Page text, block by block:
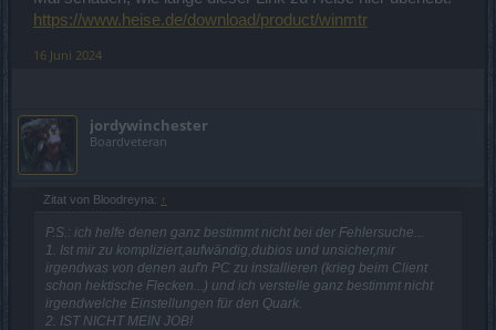
https://www.heise.de/download/product/winmtr
16 Juni 2024
jordywinchester
Boardveteran
Zitat von Bloodreyna: ↑
P.S.: ich helfe denen ganz bestimmt nicht bei der Fehlersuche...
1. Ist mir zu kompliziert,aufwändig,dubios und unsicher,mir
irgendwas von denen auf'n PC zu installieren (krieg beim Client
schon hektische Flecken...) und ich verstelle ganz bestimmt nicht
irgendwelche Einstellungen für den Quark.
2. IST NICHT MEIN JOB!